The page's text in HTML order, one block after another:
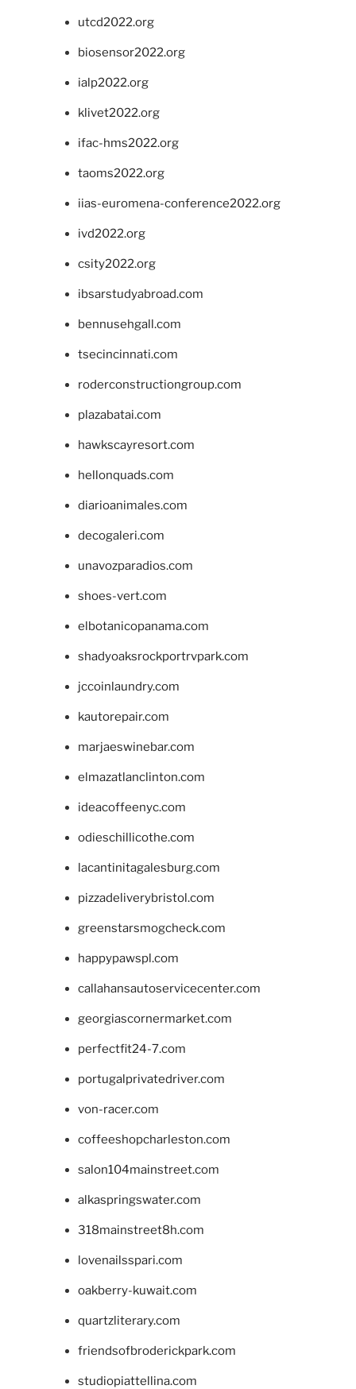
utcd2022.org
biosensor2022.org
ialp2022.org
klivet2022.org
ifac-hms2022.org
taoms2022.org
iias-euromena-conference2022.org
ivd2022.org
csity2022.org
ibsarstudyabroad.com
bennusehgall.com
tsecincinnati.com
roderconstructiongroup.com
plazabatai.com
hawkscayresort.com
hellonquads.com
diarioanimales.com
decogaleri.com
unavozparadios.com
shoes-vert.com
elbotanicopanama.com
shadyoaksrockportrvpark.com
jccoinlaundry.com
kautorepair.com
marjaeswinebar.com
elmazatlanclinton.com
ideacoffeenyc.com
odieschillicothe.com
lacantinitagalesburg.com
pizzadeliverybristol.com
greenstarsmogcheck.com
happypawspl.com
callahansautoservicecenter.com
georgiascornermarket.com
perfectfit24-7.com
portugalprivatedriver.com
von-racer.com
coffeeshopcharleston.com
salon104mainstreet.com
alkaspringswater.com
318mainstreet8h.com
lovenailsspari.com
oakberry-kuwait.com
quartzliterary.com
friendsofbroderickpark.com
studiopiattellina.com